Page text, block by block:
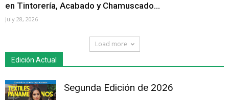
en Tintorería, Acabado y Chamuscado...
July 28, 2026
Load more
Edición Actual
Segunda Edición de 2026